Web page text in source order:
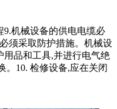
9.机械设备的供电电缆必
须采取防护措施。机械设
品和工具,并进行电气绝
。10. 检修设备,应在关闭